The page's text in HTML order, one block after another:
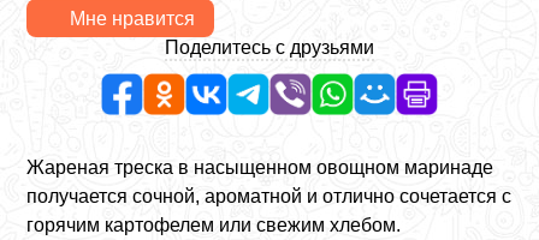
Мне нравится
Поделитесь с друзьями
Жареная треска в насыщенном овощном маринаде
получается сочной, ароматной и отлично сочетается с
горячим картофелем или свежим хлебом.